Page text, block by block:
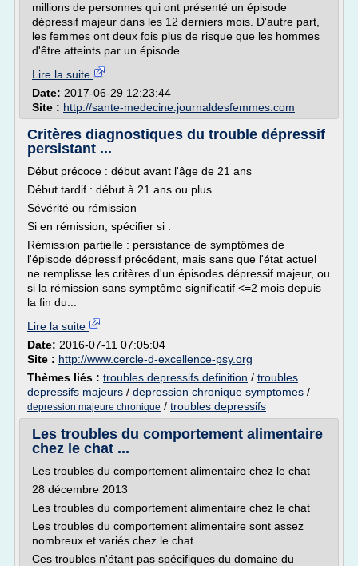
millions de personnes qui ont présenté un épisode
dépressif majeur dans les 12 derniers mois. D'autre part,
les femmes ont deux fois plus de risque que les hommes
d'être atteints par un épisode...
Lire la suite
Date: 2017-06-29 12:23:44
Site : http://sante-medecine.journaldesfemmes.com
Critères diagnostiques du trouble dépressif
persistant ...
Début précoce : début avant l'âge de 21 ans
Début tardif : début à 21 ans ou plus
Sévérité ou rémission
Si en rémission, spécifier si :
Rémission partielle : persistance de symptômes de
l'épisode dépressif précédent, mais sans que l'état actuel
ne remplisse les critères d'un épisodes dépressif majeur, ou
si la rémission sans symptôme significatif <=2 mois depuis
la fin du...
Lire la suite
Date: 2016-07-11 07:05:04
Site : http://www.cercle-d-excellence-psy.org
Thèmes liés : troubles depressifs definition / troubles
depressifs majeurs / depression chronique symptomes /
depression majeure chronique / troubles depressifs
Les troubles du comportement alimentaire
chez le chat ...
Les troubles du comportement alimentaire chez le chat
28 décembre 2013
Les troubles du comportement alimentaire chez le chat
Les troubles du comportement alimentaire sont assez
nombreux et variés chez le chat.
Ces troubles n'étant pas spécifiques du domaine du